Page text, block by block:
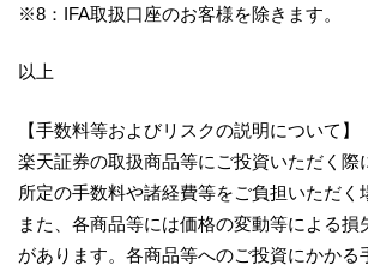
※8：IFA取扱口座のお客様を除きます。
以上
【手数料等およびリスクの説明について】
楽天証券の取扱商品等にご投資いただく際
所定の手数料や諸経費等をご負担いただく
また、各商品等には価格の変動等による損
があります。各商品等へのご投資にかかる